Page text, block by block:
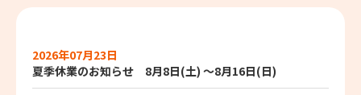
2026年07月23日
夏季休業のお知らせ 8月8日(土) ～8月16日(日)